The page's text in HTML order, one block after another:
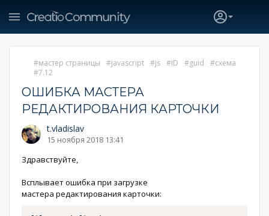
мастер страницы javascript js ID guid
схема
7.12
ОШИБКА МАСТЕРА
РЕДАКТИРОВАНИЯ КАРТОЧКИ
t.vladislav
15 ноября 2018 13:41
Здравствуйте,
Всплывает ошибка при загрузке
мастера редактирования карточки: